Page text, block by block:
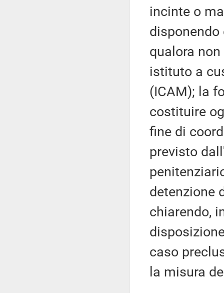
incinte o
qualora
istituto a
(ICAM); la
costituire
fine di
previsto
detenzione
chiarendo,
caso
la misura